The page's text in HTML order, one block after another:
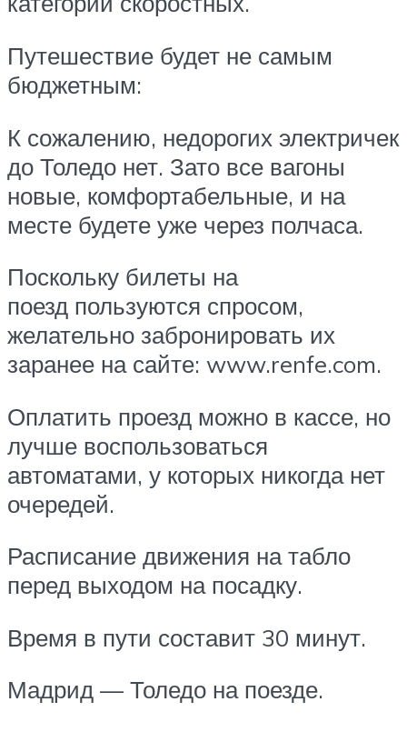
Путешествие будет не самым
бюджетным:
К сожалению, недорогих электричек
до Толедо нет. Зато все вагоны
новые, комфортабельные, и на
месте будете уже через полчаса.
Поскольку билеты на
поезд пользуются спросом,
желательно забронировать их
заранее на сайте: www.renfe.com.
Оплатить проезд можно в кассе, но
лучше воспользоваться
автоматами, у которых никогда нет
очередей.
Расписание движения на табло
перед выходом на посадку.
Время в пути составит 30 минут.
Мадрид — Толедо на поезде.